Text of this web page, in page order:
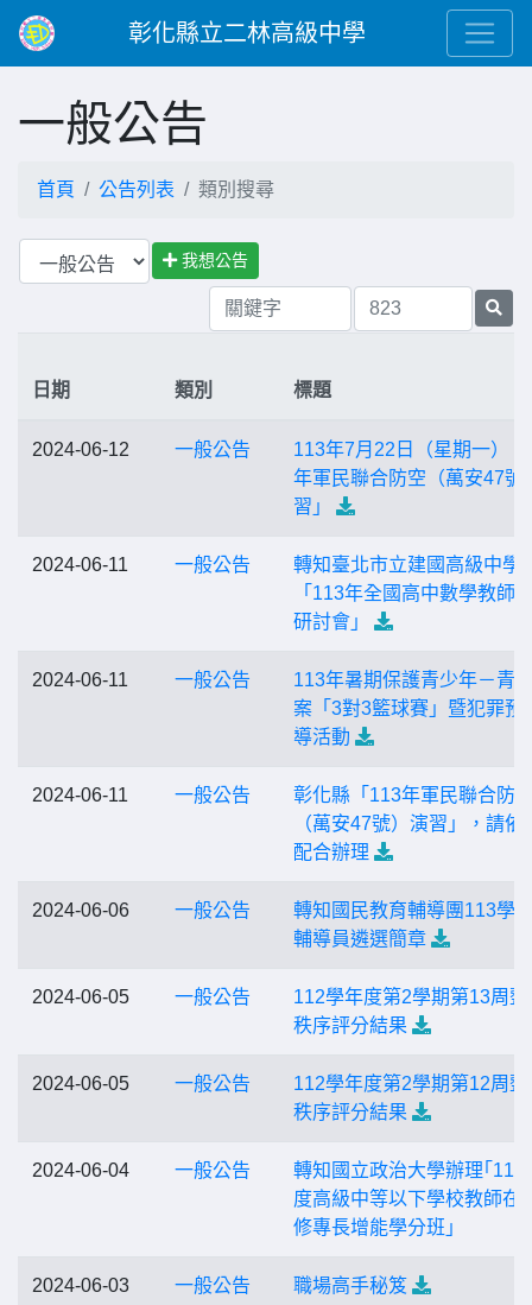
彰化縣立二林高級中學
一般公告
首頁 公告列表 類別搜尋
我想公告
日期 類別 標題
2024-06-12 一般公告
113年7月22日（星期一）
年軍民聯合防空（萬安47號
習」
2024-06-11 一般公告
轉知臺北市立建國高級中學
「113年全國高中數學教師
研討會」
2024-06-11 一般公告
113年暑期保護青少年－青
案「3對3籃球賽」暨犯罪預
導活動
2024-06-11 一般公告
彰化縣「113年軍民聯合防
（萬安47號）演習」，請依
配合辦理
2024-06-06 一般公告
轉知國民教育輔導團113學
輔導員遴選簡章
2024-06-05 一般公告
112學年度第2學期第13周整
秩序評分結果
2024-06-05 一般公告
112學年度第2學期第12周整
秩序評分結果
2024-06-04 一般公告
轉知國立政治大學辦理｢113
度高級中等以下學校教師在
修專長增能學分班｣
2024-06-03 一般公告 職場高手秘笈